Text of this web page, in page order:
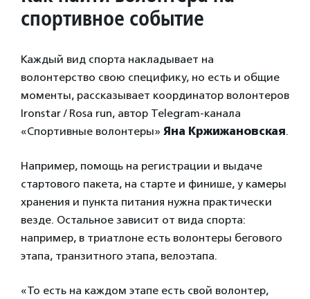
спортивное событие
Каждый вид спорта накладывает на
волонтерство свою специфику, но есть и общие
моменты, рассказывает координатор волонтеров
Ironstar / Rosa run, автор Telegram-канала
«Спортивные волонтеры» Яна Кржижановская.
Например, помощь на регистрации и выдаче
стартового пакета, на старте и финише, у камеры
хранения и пункта питания нужна практически
везде. Остальное зависит от вида спорта:
например, в триатлоне есть волонтеры бегового
этапа, транзитного этапа, велоэтапа.
«То есть на каждом этапе есть свой волонтер,